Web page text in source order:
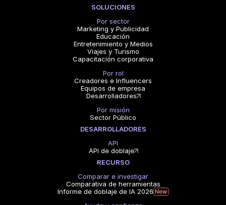
SOLUCIONES
Por sector
Marketing y Publicidad
Educación
Entretenimiento y Medios
Viajes y Turismo
Capacitación corporativa
Por rol
Creadores e Influencers
Equipos de empresa
Desarrolladores
Por misión
Sector Público
DESARROLLADORES
API
API de doblaje
RECURSO
Comparar e investigar
Comparativa de herramientas
Informe de doblaje de IA 2026